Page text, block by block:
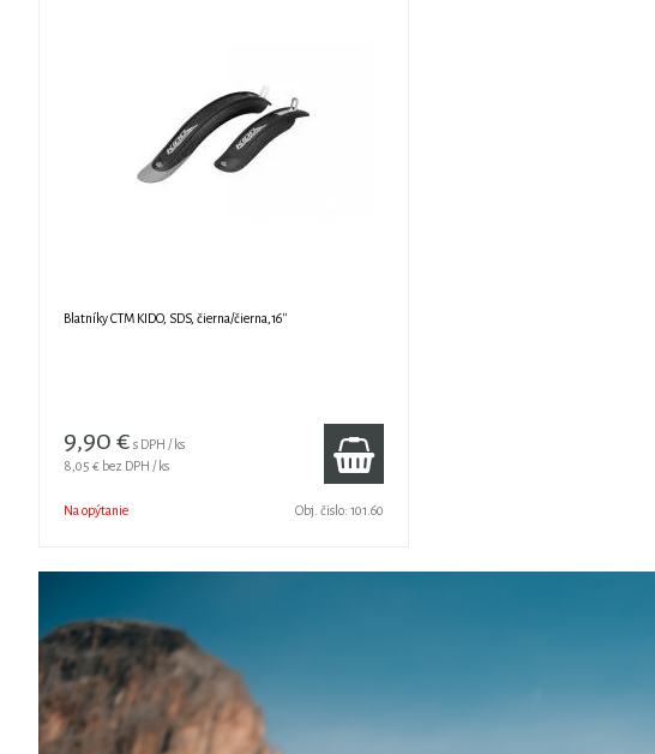
Blatníky CTM KIDO, SDS, čierna/čierna,16''
9,90 € s DPH / ks
8,05 € bez DPH / ks
Na opýtanie Obj. čislo: 101.60